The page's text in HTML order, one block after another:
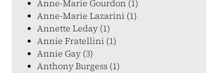
Anne-Marie Gourdon (1)
Anne-Marie Lazarini (1)
Annette Leday (1)
Annie Fratellini (1)
Annie Gay (3)
Anthony Burgess (1)